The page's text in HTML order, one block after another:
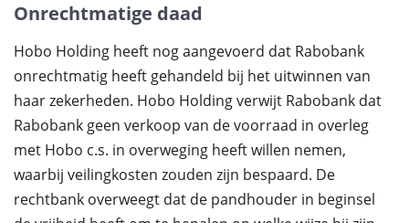
Onrechtmatige daad
Hobo Holding heeft nog aangevoerd dat Rabobank
onrechtmatig heeft gehandeld bij het uitwinnen van
haar zekerheden. Hobo Holding verwijt Rabobank dat
Rabobank geen verkoop van de voorraad in overleg
met Hobo c.s. in overweging heeft willen nemen,
waarbij veilingkosten zouden zijn bespaard. De
rechtbank overweegt dat de pandhouder in beginsel